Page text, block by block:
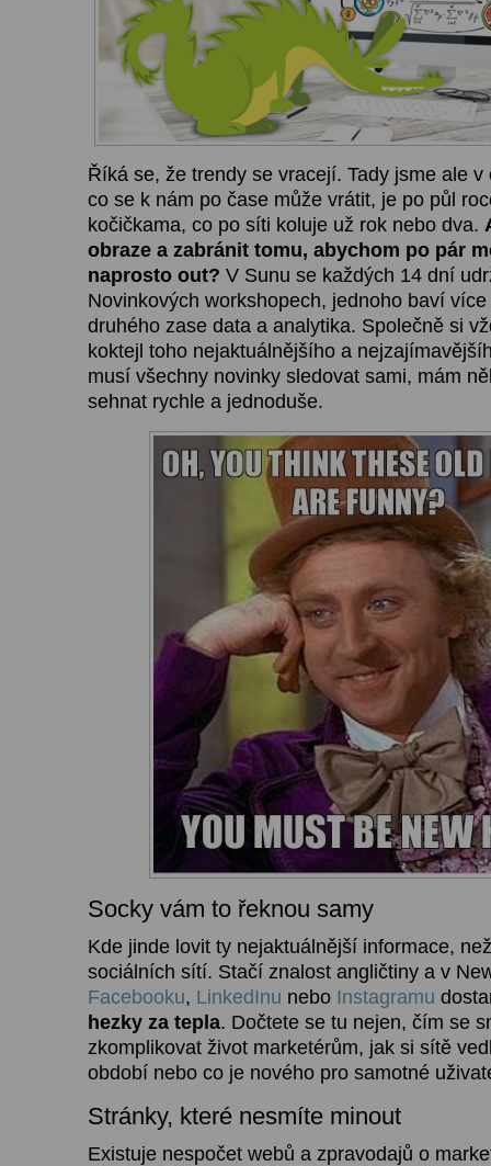
Říká se, že trendy se vracejí. Tady jsme ale v
co se k nám po čase může vrátit, je po půl
kočičkama, co po síti koluje už rok nebo dva.
obraze a zabránit tomu, abychom po pár
naprosto out? V Sunu se každých 14 dní
Novinkových workshopech, jednoho baví
druhého zase data a analytika. Společně si
koktejl toho nejaktuálnějšího a
musí všechny novinky sledovat sami, mám
sehnat rychle a jednoduše.
Socky vám to řeknou samy
Kde jinde lovit ty nejaktuálnější informace,
sociálních sítí. Stačí znalost angličtiny a v
Facebooku, LinkedInu nebo Instagramu
hezky za tepla. Dočtete se tu nejen, čím se
zkomplikovat život marketérům, jak si sítě
období nebo co je nového pro samotné
Stránky, které nesmíte minout
Existuje nespočet webů a zpravodajů o